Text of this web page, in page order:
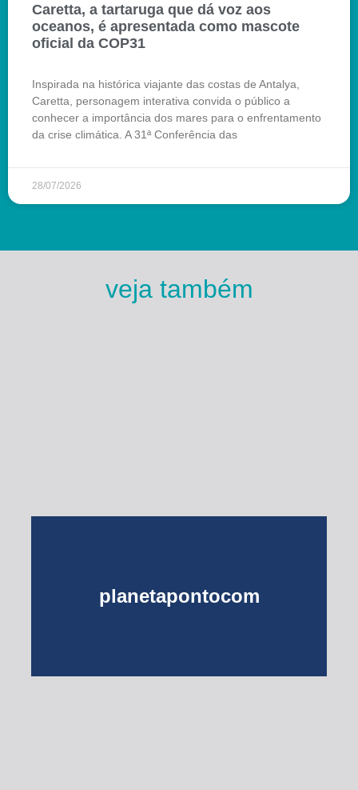
Caretta, a tartaruga que dá voz aos
oceanos, é apresentada como mascote
oficial da COP31
Inspirada na histórica viajante das costas de Antalya,
Caretta, personagem interativa convida o público a
conhecer a importância dos mares para o enfrentamento
da crise climática. A 31ª Conferência das
28/07/2026
veja também
planetapontocom